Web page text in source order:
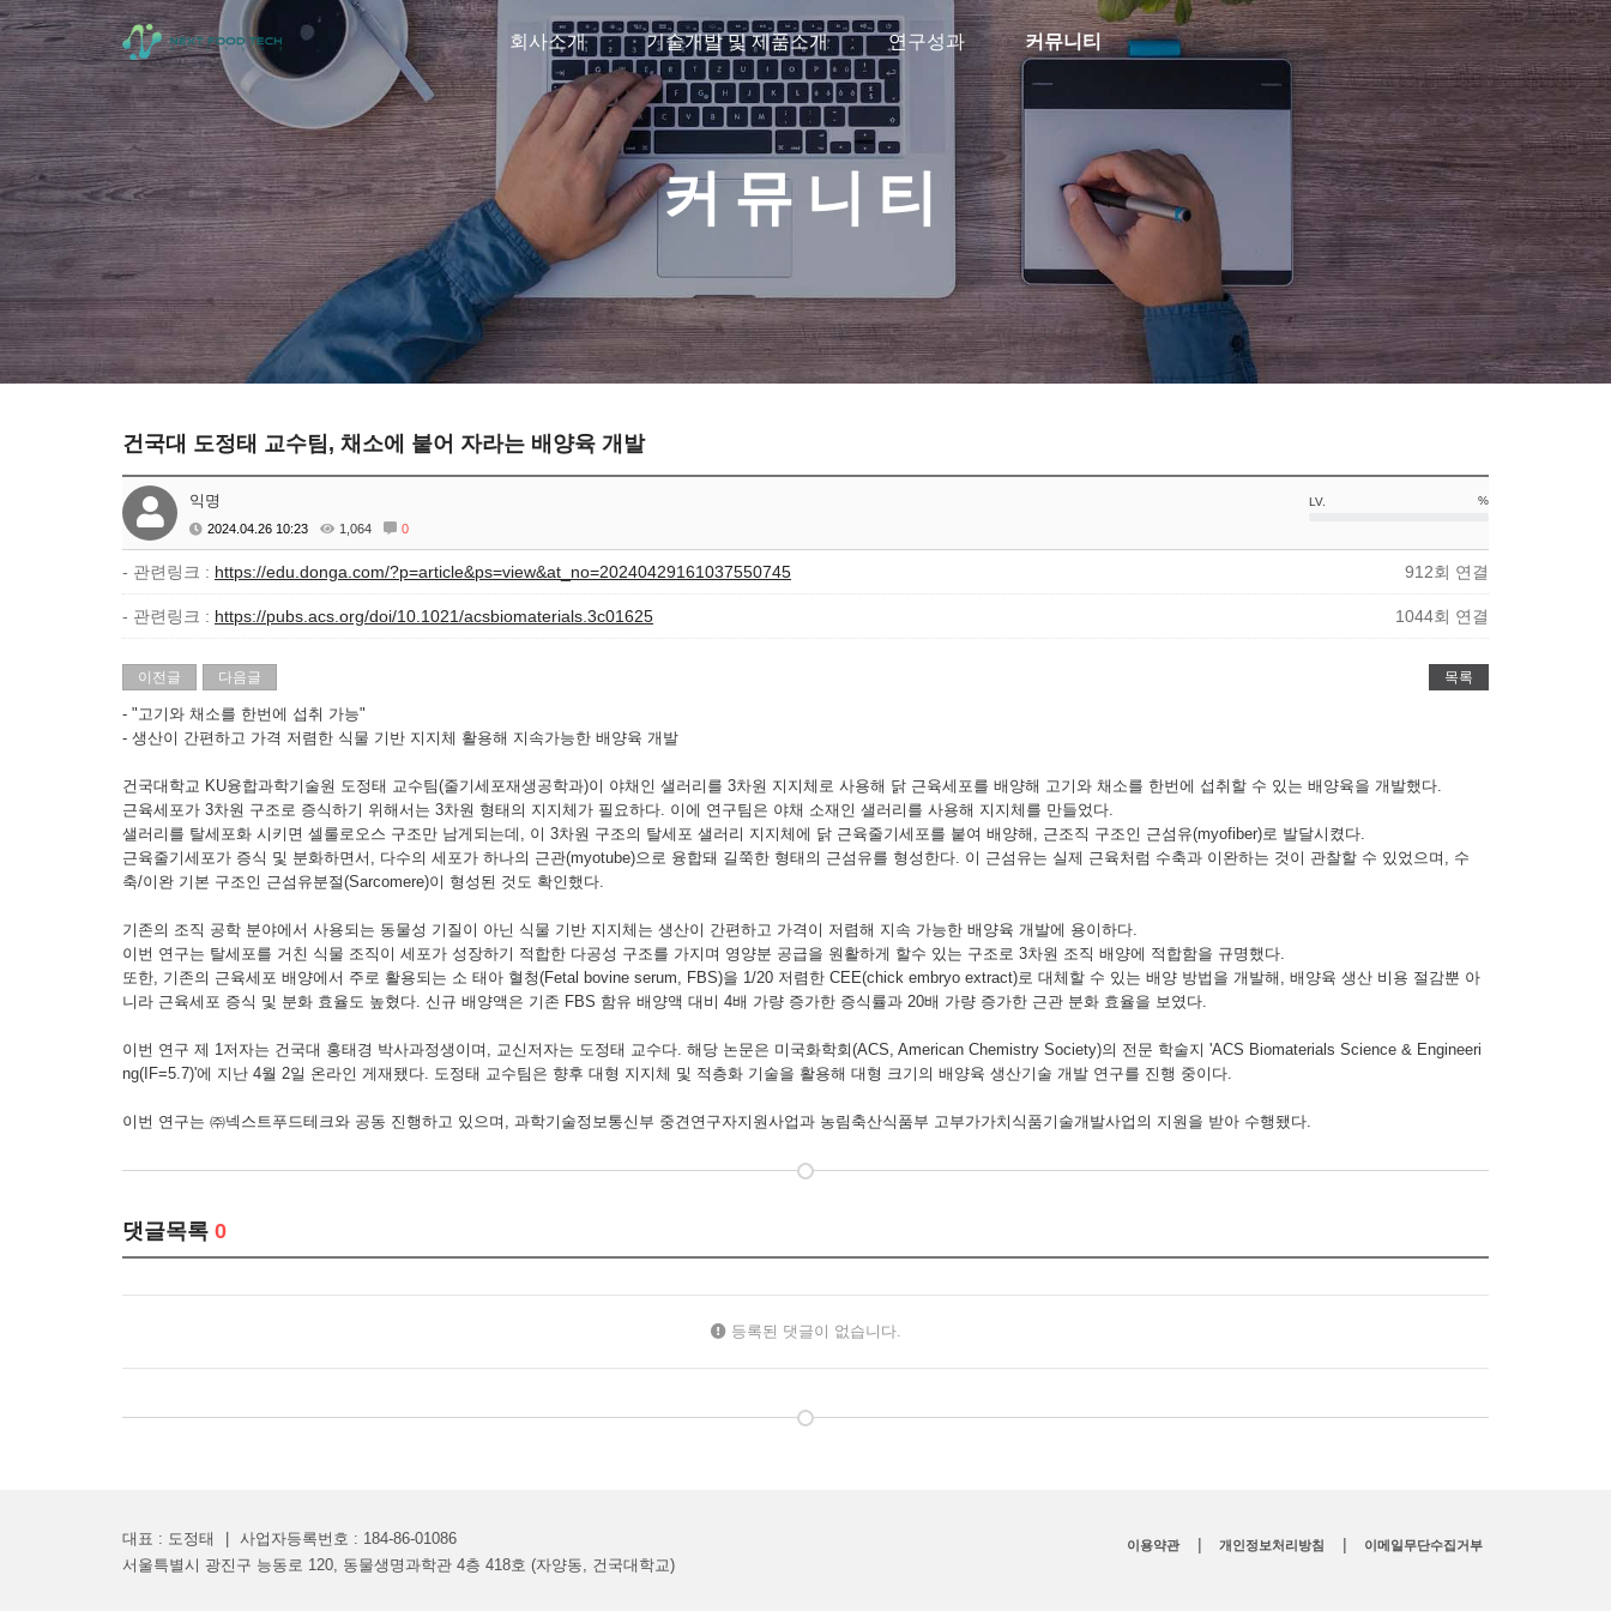
회사소개 기술개발 및 제품소개 연구성과 커뮤니티
커뮤니티
건국대 도정태 교수팀, 채소에 붙어 자라는 배양육 개발
익명
2024.04.26 10:23 1,064 0
LV. %
- 관련링크 : https://edu.donga.com/?p=article&ps=view&at_no=20240429161037550745 912회 연결
- 관련링크 : https://pubs.acs.org/doi/10.1021/acsbiomaterials.3c01625 1044회 연결
이전글 다음글 목록
- "고기와 채소를 한번에 섭취 가능"
- 생산이 간편하고 가격 저렴한 식물 기반 지지체 활용해 지속가능한 배양육 개발
건국대학교 KU융합과학기술원 도정태 교수팀(줄기세포재생공학과)이 야채인 샐러리를 3차원 지지체로 사용해 닭 근육세포를 배양해 고기와 채소를 한번에 섭취할 수 있는 배양육을 개발했다.
근육세포가 3차원 구조로 증식하기 위해서는 3차원 형태의 지지체가 필요하다. 이에 연구팀은 야채 소재인 샐러리를 사용해 지지체를 만들었다.
샐러리를 탈세포화 시키면 셀룰로오스 구조만 남게되는데, 이 3차원 구조의 탈세포 샐러리 지지체에 닭 근육줄기세포를 붙여 배양해, 근조직 구조인 근섬유(myofiber)로 발달시켰다.
근육줄기세포가 증식 및 분화하면서, 다수의 세포가 하나의 근관(myotube)으로 융합돼 길쭉한 형태의 근섬유를 형성한다. 이 근섬유는 실제 근육처럼 수축과 이완하는 것이 관찰할 수 있었으며, 수
축/이완 기본 구조인 근섬유분절(Sarcomere)이 형성된 것도 확인했다.
기존의 조직 공학 분야에서 사용되는 동물성 기질이 아닌 식물 기반 지지체는 생산이 간편하고 가격이 저렴해 지속 가능한 배양육 개발에 용이하다.
이번 연구는 탈세포를 거친 식물 조직이 세포가 성장하기 적합한 다공성 구조를 가지며 영양분 공급을 원활하게 할수 있는 구조로 3차원 조직 배양에 적합함을 규명했다.
또한, 기존의 근육세포 배양에서 주로 활용되는 소 태아 혈청(Fetal bovine serum, FBS)을 1/20 저렴한 CEE(chick embryo extract)로 대체할 수 있는 배양 방법을 개발해, 배양육 생산 비용 절감뿐 아
니라 근육세포 증식 및 분화 효율도 높혔다. 신규 배양액은 기존 FBS 함유 배양액 대비 4배 가량 증가한 증식률과 20배 가량 증가한 근관 분화 효율을 보였다.
이번 연구 제 1저자는 건국대 홍태경 박사과정생이며, 교신저자는 도정태 교수다. 해당 논문은 미국화학회(ACS, American Chemistry Society)의 전문 학술지 'ACS Biomaterials Science & Engineeri
ng(IF=5.7)'에 지난 4월 2일 온라인 게재됐다. 도정태 교수팀은 향후 대형 지지체 및 적층화 기술을 활용해 대형 크기의 배양육 생산기술 개발 연구를 진행 중이다.
이번 연구는 ㈜넥스트푸드테크와 공동 진행하고 있으며, 과학기술정보통신부 중견연구자지원사업과 농림축산식품부 고부가가치식품기술개발사업의 지원을 받아 수행됐다.
댓글목록 0
등록된 댓글이 없습니다.
대표 : 도정태
사업자등록번호 : 184-86-01086
서울특별시 광진구 능동로 120, 동물생명과학관 4층 418호 (자양동, 건국대학교)
이용약관 | 개인정보처리방침 | 이메일무단수집거부